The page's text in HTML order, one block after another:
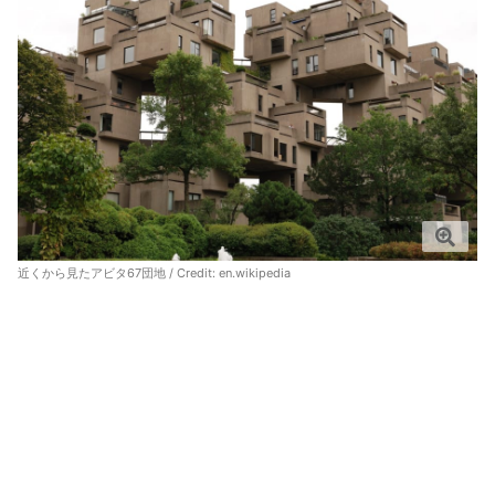
近くから見たアビタ67団地 / Credit: en.wikipedia